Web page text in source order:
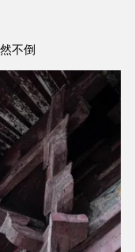
不倒